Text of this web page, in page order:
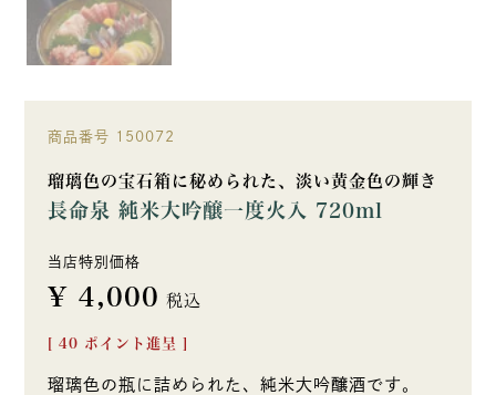
商品番号 150072
瑠璃色の宝石箱に秘められた、淡い黄金色の輝き
長命泉 純米大吟醸一度火入 720ml
当店特別価格
¥ 4,000 税込
40 ポイント進呈 ]
瑠璃色の瓶に詰められた、純米大吟醸酒です。